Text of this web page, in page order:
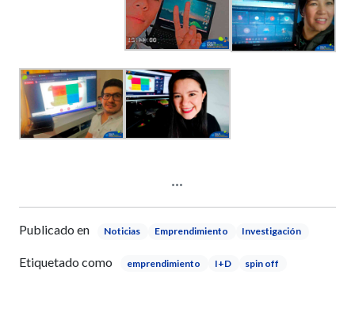
Publicado en Noticias Emprendimiento Investigación
Etiquetado como emprendimiento I+D spin off